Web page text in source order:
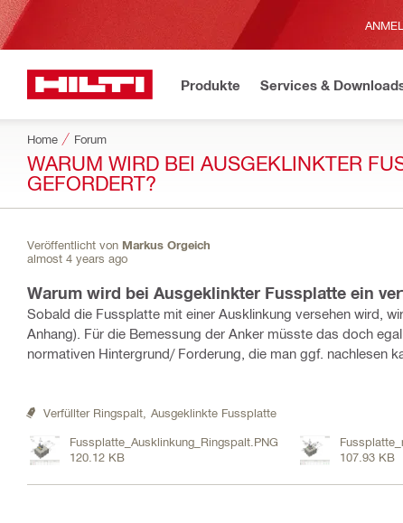
Produkte Services &
Home Forum
WARUM WIRD BEI AUSGEKLINKTER
GEFORDERT?
Veröffentlicht von Markus Orgeich
almost 4 years ago
Warum wird bei Ausgeklinkter Fussplatte ein
Sobald die Fussplatte mit einer Ausklinkung versehen wird,
Anhang). Für die Bemessung der Anker müsste das doch
normativen Hintergrund/ Forderung, die man ggf. nachlesen
Verfüllter Ringspalt, Ausgeklinkte Fussplatte
Fussplatte_Ausklinkung_Ringspalt.PNG
120.12 KB
107.93 KB